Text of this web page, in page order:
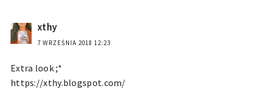
xthy
7 WRZEŚNIA 2018 12:23
Extra look ;*
https://xthy.blogspot.com/